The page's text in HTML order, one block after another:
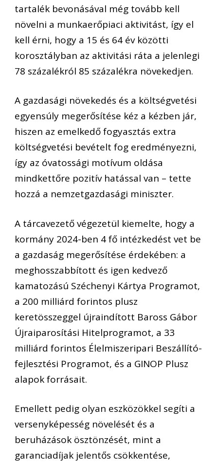
tartalék bevonásával még tovább kell
növelni a munkaerőpiaci aktivitást, így el
kell érni, hogy a 15 és 64 év közötti
korosztályban az aktivitási ráta a jelenlegi
78 százalékról 85 százalékra növekedjen.
A gazdasági növekedés és a költségvetési
egyensúly megerősítése kéz a kézben jár,
hiszen az emelkedő fogyasztás extra
költségvetési bevételt fog eredményezni,
így az óvatossági motívum oldása
mindkettőre pozitív hatással van – tette
hozzá a nemzetgazdasági miniszter.
A tárcavezető végezetül kiemelte, hogy a
kormány 2024-ben 4 fő intézkedést vet be
a gazdaság megerősítése érdekében: a
meghosszabbított és igen kedvező
kamatozású Széchenyi Kártya Programot,
a 200 milliárd forintos plusz
keretösszeggel újraindított Baross Gábor
Újraiparosítási Hitelprogramot, a 33
milliárd forintos Élelmiszeripari Beszállító-
fejlesztési Programot, és a GINOP Plusz
alapok forrásait.
Emellett pedig olyan eszközökkel segíti a
versenyképesség növelését és a
beruházások ösztönzését, mint a
garanciadíjak jelentős csökkentése,